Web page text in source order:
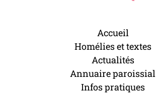
Accueil
Homélies et textes
Actualités
Annuaire paroissial
Infos pratiques